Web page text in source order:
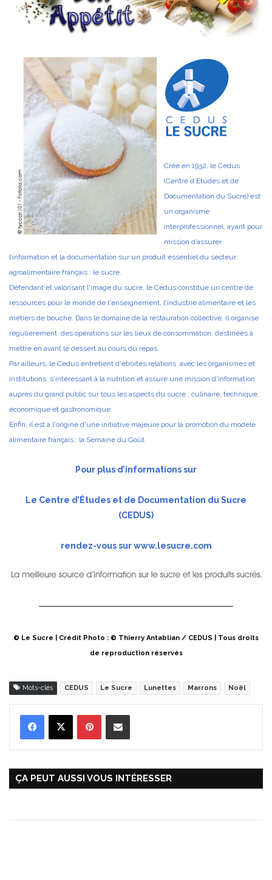
Créé en 1932, le Cedus
(Centre d’Etudes et de
Documentation du Sucre) est
un organisme
interprofessionnel, ayant pour
mission d’assurer
l’information et la documentation sur un produit essentiel du secteur
agroalimentaire français : le sucre.
Défendant et valorisant l'image du sucre, le Cedus constitue un centre de
ressources pour le monde de l'enseignement, l'industrie alimentaire et les
métiers de bouche. Dans le domaine de la restauration collective, il organise
régulièrement des opérations sur les lieux de consommation, destinées à
mettre en avant le dessert au cours du repas.
Par ailleurs, le Cedus entretient d'étroites relations avec les organismes et
institutions s'intéressant à la nutrition et assure une mission d'information
auprès du grand public sur tous les aspects du sucre : culinaire, technique,
économique et gastronomique.
Enfin, il est à l'origine d'une initiative majeure pour la promotion du modèle
alimentaire français : la Semaine du Goût.
Pour plus d’informations sur
Le Centre d’Études et de Documentation du Sucre
(CEDUS)
rendez-vous surwww.lesucre.com
© Le Sucre | Crédit Photo : © Thierry Antablian / CEDUS | Tous droits
de reproduction réservés
Mots-clés CEDUS Le Sucre Lunettes Marrons Noël
ÇA PEUT AUSSI VOUS INTÉRESSER